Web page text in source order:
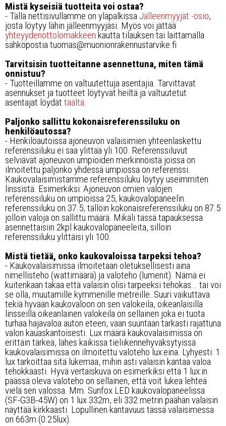
Mistä kyseisiä tuotteita voi ostaa?
- Tällä nettisivullamme on yläpalkissa Jälleenmyyjät -osio,
josta löytyy lähin jälleenmyyjäsi. Myös voi jättää
yhteyydenottolomakkeen kautta tilauksen tai laittamalla
sähköpostia tuomas@muonionrakennustarvike.fi
Tarvitsisin tuotteitanne asennettuna, miten tämä
onnistuu?
- Tuotteillamme on valtuutettuja asentajia. Tarvittavat
asennukset ja tuotteet löytyvät heiltä ja valtuutetut
asentajat löydät täältä.
Paljonko sallittu kokonaisreferenssiluku on
henkilöautossa?
- Henkilöautoissa ajoneuvon valaisimien yhteenlaskettu
referenssiluku ei saa ylittää yli 100. Referenssiluvut
selviävät ajoneuvon umpioiden merkinnöistä joissa on
ilmoitettu paljonko yhdessä umpiossa on referenssi.
Kaukovalaisimistamme referenssiluku löytyy useimmiten
linssistä. Esimerkiksi: Ajoneuvon omien valojen
referenssiluku on umpioissa 25, kaukovalopaneelin
referenssiluku on 37.5, tällöin kokonaisreferenssiluku on 87.5
jolloin valoja on sallittu määrä. Mikäli tässä tapauksessa
asennettaisiin 2kpl kaukovalopaneeleita, silloin
referenssiluku ylittäisi yli 100.
Mistä tietää, onko kaukovaloissa tarpeksi tehoa?
- Kaukovalaisimissa ilmoitetaan oletuksellisesti aina
nimellisteho (wattimäärä) ja valoteho (lumenit). Nämä ei
kuitenkaan takaa että valaisin olisi tarpeeksi tehokas... tai voi
se olla, muutamille kymmenille metreille. Suuri vaikuttava
tekiä hyvään kaukovaloon on sen valokeila, oikeanlaisilla
linsseillä oikeanlainen valokeila on sellainen joka ei tuota
turhaa hajavaloa auton eteen, vaan suuntaan tarkasti rajattuna
valon kauaskantoisesti. Lux määrä kaukovalaisimissa on
erittäin tärkeä, lähes kaikissa tieliikennehyväksytyissä
kaukovalaisimissa on ilmoitettu valoteho lux:eina. Lyhyesti: 1
lux tarkoittaa sitä lukemaa, mihin asti valaisin kantaa valoa
tehokkaasti. Hyvä vertaiskuva on esimerkiksi että 1 lux:in
päässä oleva valoteho on sellainen, että voit lukea lehteä
vielä sen valossa. Mm. Sunfox LED kaukovalopaneelissa
(SF-G3B-45W) on 1 lux 332m, eli 332 metrin päähän valaisin
näyttää kirkkaasti. Lopullinen kantavuus tässä valaisimessa
on 663m (0.25lux).